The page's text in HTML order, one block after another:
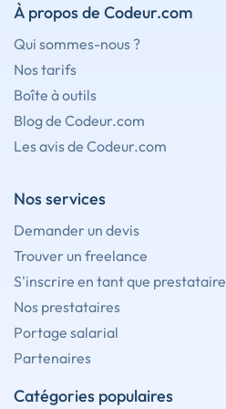
À propos de Codeur.com
Qui sommes-nous ?
Nos tarifs
Boîte à outils
Blog de Codeur.com
Les avis de Codeur.com
Nos services
Demander un devis
Trouver un freelance
S'inscrire en tant que prestataire
Nos prestataires
Portage salarial
Partenaires
Catégories populaires